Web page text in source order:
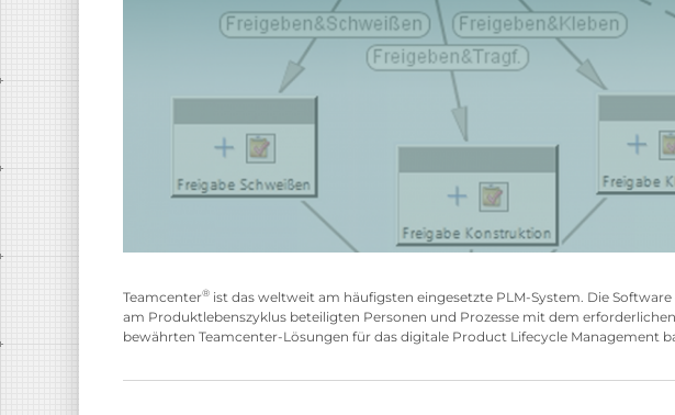
Teamcenter® ist das weltweit am häufigsten eingesetzte PLM-System. Die
am Produktlebenszyklus beteiligten Personen und Prozesse mit dem
bewährten Teamcenter-Lösungen für das digitale Product Lifecycle Management